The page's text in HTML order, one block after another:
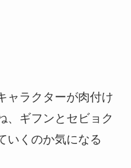
ャラクターが肉付け
、ギフンとセビョク
いくのか気になる